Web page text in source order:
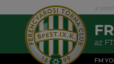
az
FM